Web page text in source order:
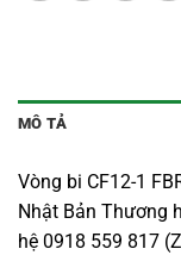
MÔ TẢ
Vòng bi CF12-1
Nhật Bản Thương
hệ 0918 559 817